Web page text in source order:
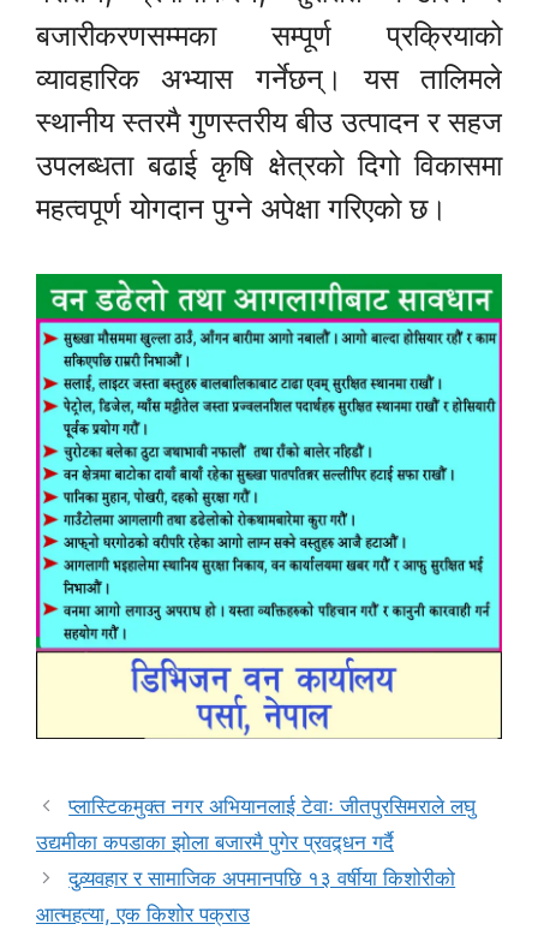
बजारीकरणसम्मका सम्पूर्ण प्रक्रियाको
व्यावहारिक अभ्यास गर्नेछन्। यस तालिमले
स्थानीय स्तरमै गुणस्तरीय बीउ उत्पादन र सहज
उपलब्धता बढाई कृषि क्षेत्रको दिगो विकासमा
महत्वपूर्ण योगदान पुग्ने अपेक्षा गरिएको छ।
प्लास्टिकमुक्त नगर अभियानलाई टेवाः जीतपुरसिमराले लघु
उद्यमीका कपडाका झोला बजारमै पुगेर प्रवद्र्धन गर्दै
दुव्र्यवहार र सामाजिक अपमानपछि १३ वर्षीया किशोरीको
आत्महत्या, एक किशोर पक्राउ